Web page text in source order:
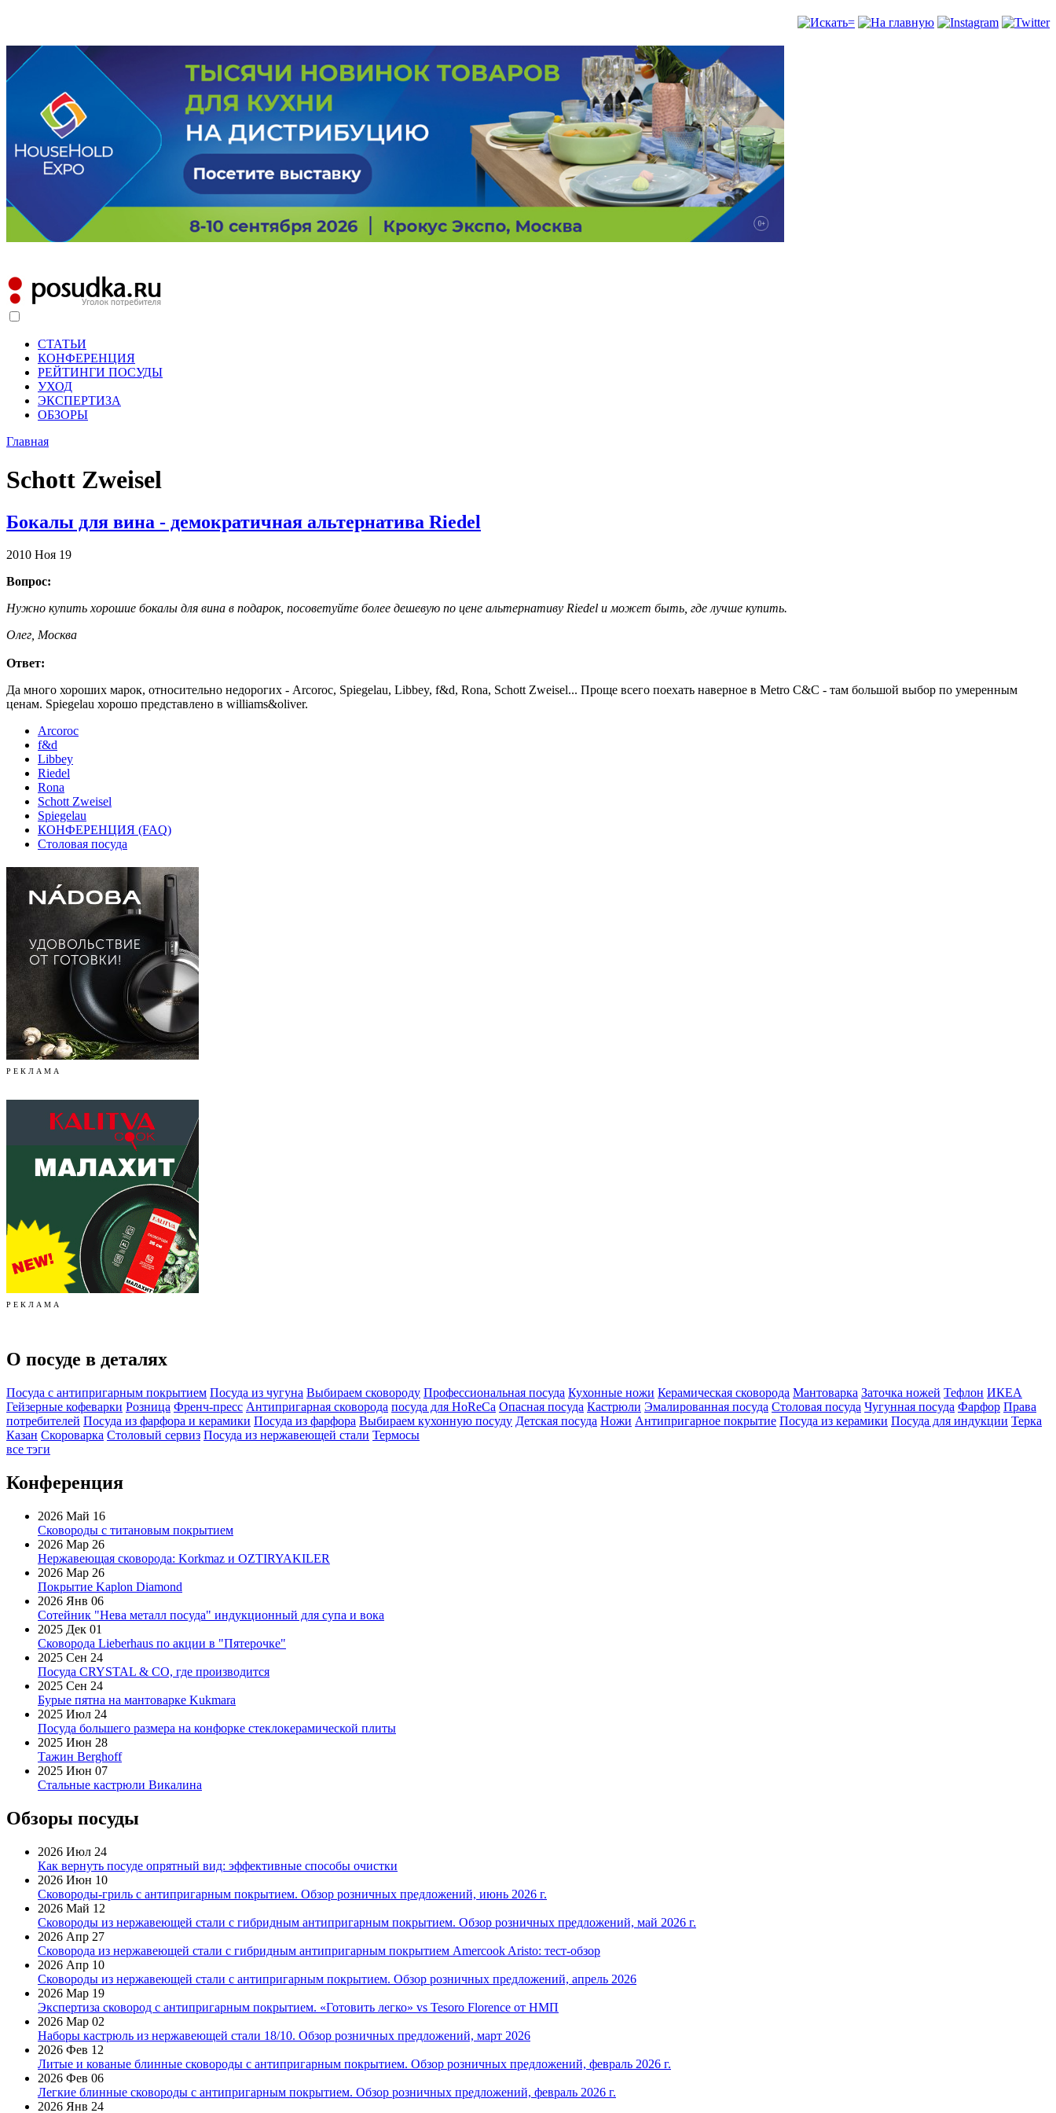
СТАТЬИ
КОНФЕРЕНЦИЯ
РЕЙТИНГИ ПОСУДЫ
УХОД
ЭКСПЕРТИЗА
ОБЗОРЫ
Главная
Schott Zweisel
Бокалы для вина - демократичная альтернатива Riedel
2010 Ноя 19
Вопрос:
Нужно купить хорошие бокалы для вина в подарок, посоветуйте более дешевую по цене альтернативу Riedel и может быть, где лучше купить.
Олег, Москва
Ответ:
Да много хороших марок, относительно недорогих - Arcoroc, Spiegelau, Libbey, f&d, Rona, Schott Zweisel... Проще всего поехать наверное в Metro C&C - там большой выбор по умеренным
ценам. Spiegelau хорошо представлено в williams&oliver.
Arcoroc
f&d
Libbey
Riedel
Rona
Schott Zweisel
Spiegelau
КОНФЕРЕНЦИЯ (FAQ)
Столовая посуда
Р Е К Л А М А
Р Е К Л А М А
О посуде в деталях
Посуда с антипригарным покрытием Посуда из чугуна Выбираем сковороду Профессиональная посуда Кухонные ножи Керамическая сковорода Мантоварка Заточка ножей Тефлон ИКЕА
Гейзерные кофеварки Розница Френч-пресс Антипригарная сковорода посуда для HoReCa Опасная посуда Кастрюли Эмалированная посуда Столовая посуда Чугунная посуда Фарфор Права
потребителей Посуда из фарфора и керамики Посуда из фарфора Выбираем кухонную посуду Детская посуда Ножи Антипригарное покрытие Посуда из керамики Посуда для индукции Терка
Казан Скороварка Столовый сервиз Посуда из нержавеющей стали Термосы
все тэги
Конференция
2026 Май 16
Сковороды с титановым покрытием
2026 Мар 26
Нержавеющая сковорода: Korkmaz и OZTIRYAKILER
2026 Мар 26
Покрытие Kaplon Diamond
2026 Янв 06
Сотейник "Нева металл посуда" индукционный для супа и вока
2025 Дек 01
Сковорода Lieberhaus по акции в "Пятерочке"
2025 Сен 24
Посуда CRYSTAL & CO, где производится
2025 Сен 24
Бурые пятна на мантоварке Kukmara
2025 Июл 24
Посуда большего размера на конфорке стеклокерамической плиты
2025 Июн 28
Тажин Berghoff
2025 Июн 07
Стальные кастрюли Викалина
Обзоры посуды
2026 Июл 24
Как вернуть посуде опрятный вид: эффективные способы очистки
2026 Июн 10
Сковороды-гриль с антипригарным покрытием. Обзор розничных предложений, июнь 2026 г.
2026 Май 12
Сковороды из нержавеющей стали с гибридным антипригарным покрытием. Обзор розничных предложений, май 2026 г.
2026 Апр 27
Сковорода из нержавеющей стали с гибридным антипригарным покрытием Amercook Aristo: тест-обзор
2026 Апр 10
Сковороды из нержавеющей стали с антипригарным покрытием. Обзор розничных предложений, апрель 2026
2026 Мар 19
Экспертиза сковород с антипригарным покрытием. «Готовить легко» vs Tesoro Florence от НМП
2026 Мар 02
Наборы кастрюль из нержавеющей стали 18/10. Обзор розничных предложений, март 2026
2026 Фев 12
Литые и кованые блинные сковороды с антипригарным покрытием. Обзор розничных предложений, февраль 2026 г.
2026 Фев 06
Легкие блинные сковороды с антипригарным покрытием. Обзор розничных предложений, февраль 2026 г.
2026 Янв 24